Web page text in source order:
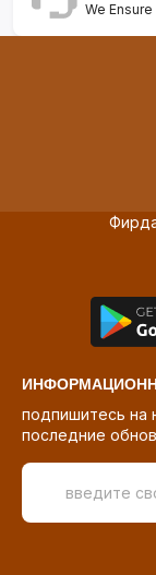
We
подпишитесь на
последние